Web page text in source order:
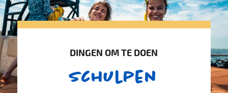
DINGEN OM TE DOEN
Schulpen